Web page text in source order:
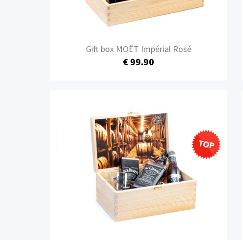
Gift box MOËT Impérial Rosé
€ 99.90